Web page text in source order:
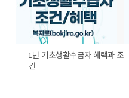
2021년 기초생활수급자 혜택과 조
건